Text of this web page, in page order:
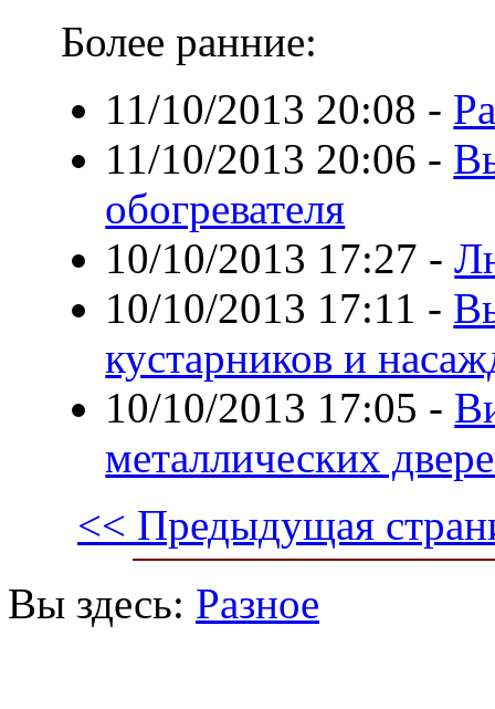
Более ранние:
11/10/2013 20:08 -
11/10/2013 20:06 -
обогревателя
10/10/2013 17:27 -
10/10/2013 17:11 -
кустарников и
10/10/2013 17:05 -
металлических
<< Предыдущая
Вы здесь: Разное